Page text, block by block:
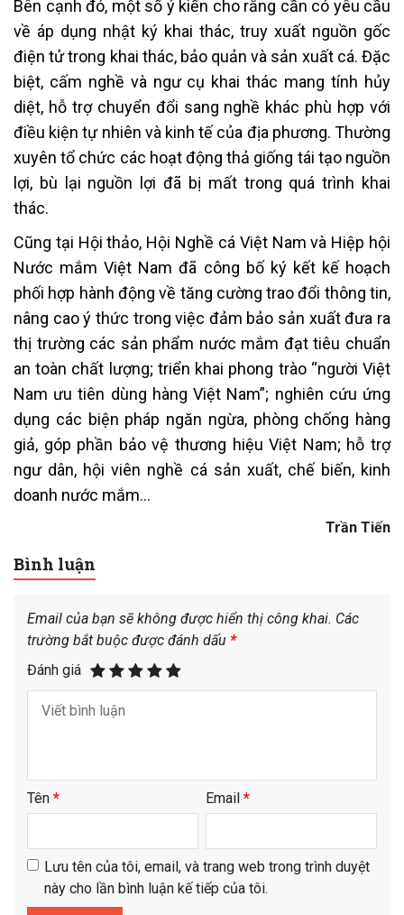
Bên cạnh đó, một số ý kiến cho rằng cần có yêu cầu
về áp dụng nhật ký khai thác, truy xuất nguồn gốc
điện tử trong khai thác, bảo quản và sản xuất cá. Đặc
biệt, cấm nghề và ngư cụ khai thác mang tính hủy
diệt, hỗ trợ chuyển đổi sang nghề khác phù hợp với
điều kiện tự nhiên và kinh tế của địa phương. Thường
xuyên tổ chức các hoạt động thả giống tái tạo nguồn
lợi, bù lại nguồn lợi đã bị mất trong quá trình khai
thác.
Cũng tại Hội thảo, Hội Nghề cá Việt Nam và Hiệp hội
Nước mắm Việt Nam đã công bố ký kết kế hoạch
phối hợp hành động về tăng cường trao đổi thông tin,
nâng cao ý thức trong việc đảm bảo sản xuất đưa ra
thị trường các sản phẩm nước mắm đạt tiêu chuẩn
an toàn chất lượng; triển khai phong trào “người Việt
Nam ưu tiên dùng hàng Việt Nam”; nghiên cứu ứng
dụng các biện pháp ngăn ngừa, phòng chống hàng
giả, góp phần bảo vệ thương hiệu Việt Nam; hỗ trợ
ngư dân, hội viên nghề cá sản xuất, chế biến, kinh
doanh nước mắm…
Trần Tiến
Bình luận
Email của bạn sẽ không được hiển thị công khai. Các
trường bắt buộc được đánh dấu *
Đánh giá
Tên * Email *
Lưu tên của tôi, email, và trang web trong trình duyệt
này cho lần bình luận kế tiếp của tôi.